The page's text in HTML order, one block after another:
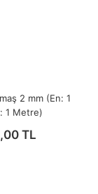
2 mm (En: 1
1 Metre)
TL